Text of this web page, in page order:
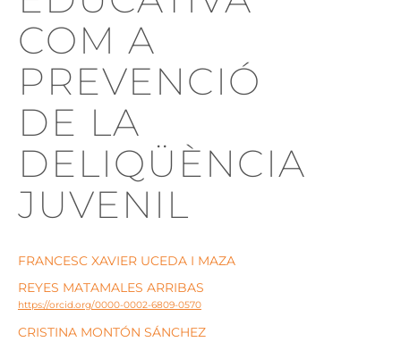
COM A
PREVENCIÓ
DE LA
DELIQÜÈNCIA
JUVENIL
FRANCESC XAVIER UCEDA I MAZA
REYES MATAMALES ARRIBAS
https://orcid.org/0000-0002-6809-0570
CRISTINA MONTÓN SÁNCHEZ